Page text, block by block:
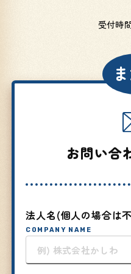
受付時
お問い合
法人名(個人の場合は
COMPANY NAME